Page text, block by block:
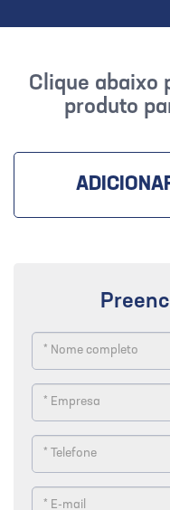
Clique abaixo
produto